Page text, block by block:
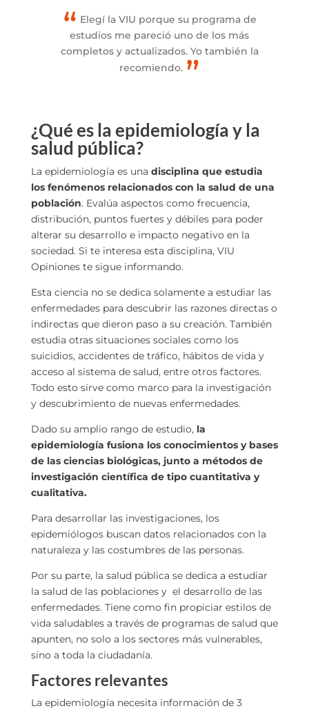
Elegí la VIU porque su programa de
estudios me pareció uno de los más
completos y actualizados. Yo también la
recomiendo.
¿Qué es la epidemiología y la
salud pública?
La epidemiología es una disciplina que estudia
los fenómenos relacionados con la salud de una
población. Evalúa aspectos como frecuencia,
distribución, puntos fuertes y débiles para poder
alterar su desarrollo e impacto negativo en la
sociedad. Si te interesa esta disciplina, VIU
Opiniones te sigue informando.
Esta ciencia no se dedica solamente a estudiar las
enfermedades para descubrir las razones directas o
indirectas que dieron paso a su creación. También
estudia otras situaciones sociales como los
suicidios, accidentes de tráfico, hábitos de vida y
acceso al sistema de salud, entre otros factores.
Todo esto sirve como marco para la investigación
y descubrimiento de nuevas enfermedades.
Dado su amplio rango de estudio,la
epidemiología fusiona los conocimientos y bases
de las ciencias biológicas, junto a métodos de
investigación científica de tipo cuantitativa y
cualitativa.
Para desarrollar las investigaciones, los
epidemiólogos buscan datos relacionados con la
naturaleza y las costumbres de las personas.
Por su parte, la salud pública se dedica a estudiar
la salud de las poblaciones y el desarrollo de las
enfermedades. Tiene como fin propiciar estilos de
vida saludables a través de programas de salud que
apunten, no solo a los sectores más vulnerables,
sino a toda la ciudadanía.
Factores relevantes
La epidemiología necesita información de 3